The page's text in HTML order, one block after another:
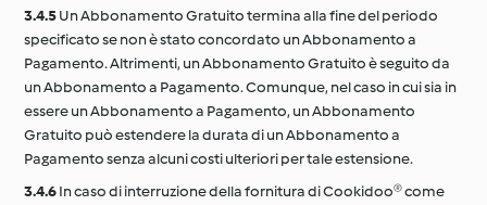
3.4.5Un Abbonamento Gratuito termina alla fine del periodo
specificato se non è stato concordato un Abbonamento a
Pagamento. Altrimenti, un Abbonamento Gratuito è seguito da
un Abbonamento a Pagamento. Comunque, nel caso in cui sia in
essere un Abbonamento a Pagamento, un Abbonamento
Gratuito può estendere la durata di un Abbonamento a
Pagamento senza alcuni costi ulteriori per tale estensione.
3.4.6In caso di interruzione della fornitura di Cookidoo® come